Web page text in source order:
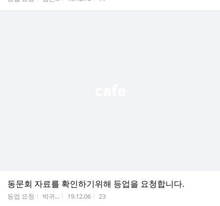
동문회 자료를 확인하기위해 등업을 요청합니다.
게시판명
등업 요청 작성자
박귀... 작성시간
19.12.06 조회수
23